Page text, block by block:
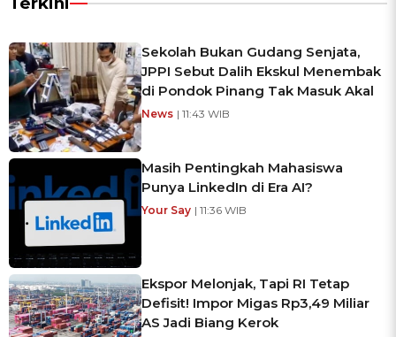
Sekolah Bukan Gudang Senjata,
JPPI Sebut Dalih Ekskul Menembak
di Pondok Pinang Tak Masuk Akal
News | 11:43 WIB
Masih Pentingkah Mahasiswa
Punya LinkedIn di Era AI?
Your Say | 11:36 WIB
Ekspor Melonjak, Tapi RI Tetap
Defisit! Impor Migas Rp3,49 Miliar
AS Jadi Biang Kerok